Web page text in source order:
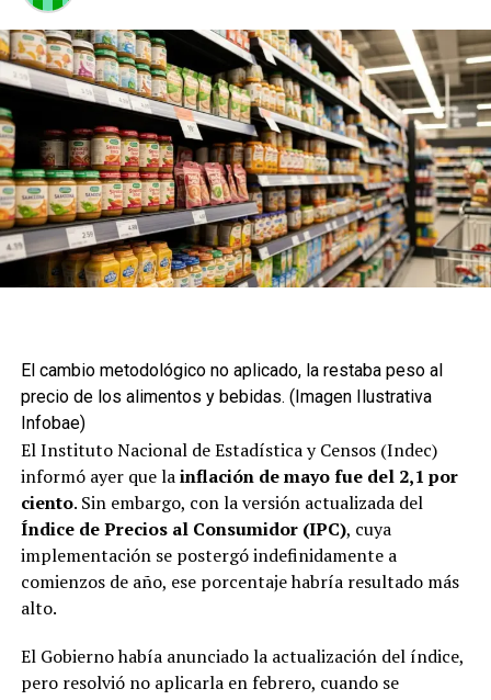
El cambio metodológico no aplicado, la restaba peso al
precio de los alimentos y bebidas. (Imagen Ilustrativa
Infobae)
El Instituto Nacional de Estadística y Censos (Indec)
informó ayer que lainflación de mayofue del 2,1 por
ciento. Sin embargo, con la versión actualizada del
Índice de Precios al Consumidor (IPC), cuya
implementación se postergó indefinidamente a
comienzos de año, ese porcentaje habría resultado más
alto.
El Gobierno había anunciado la actualización del índice,
pero resolvió no aplicarla en febrero, cuando se